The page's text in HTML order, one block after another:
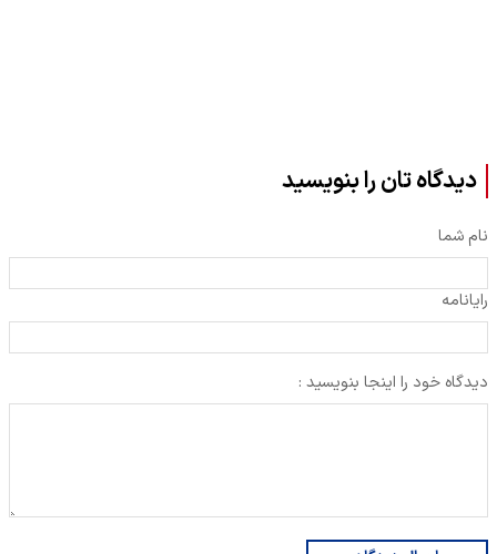
دیدگاه تان را بنویسید
نام شما
رایانامه
دیدگاه خود را اینجا بنویسید :